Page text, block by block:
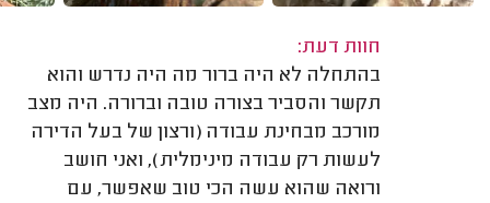
חוות דעת:
בהתחלה לא היה ברור מה היה נדרש והוא
תקשר והסביר בצורה טובה וברורה. היה מצב
מורכב מבחינת עבודה (ורצון של בעל הדירה
לעשות רק עבודה מינימלית), ואני חושב
ורואה שהוא עשה הכי טוב שאפשר, עם